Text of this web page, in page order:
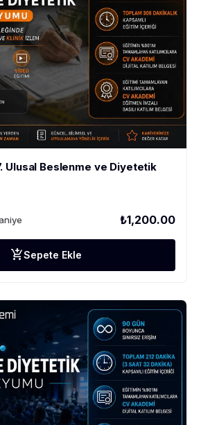
₺1,200.00
add_shopping_cartSepete Ekle